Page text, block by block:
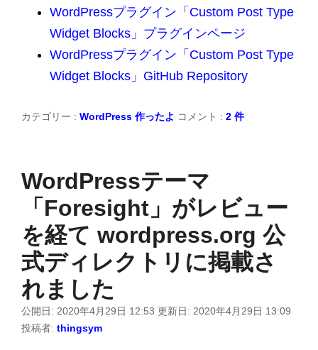
WordPressプラグイン「Custom Post Type
Widget Blocks」プラグインページ
WordPressプラグイン「Custom Post Type
Widget Blocks」GitHub Repository
カテゴリー : WordPress 作ったよ コメント : 2 件
WordPressテーマ
「Foresight」がレビュー
を経て wordpress.org 公
式ディレクトリに掲載さ
れました
公開日: 2020年4月29日 12:53 更新日: 2020年4月29日 13:09
投稿者: thingsym